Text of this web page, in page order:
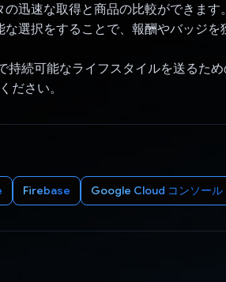
迅速な取得と商品の比較ができます。
選択をすることで、報酬やバッジを
持続可能なライフスタイルを送るた
ださい。
Firebase Google Cloud コンソール